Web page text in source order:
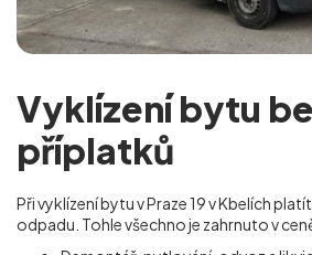
Vyklízení bytu
příplatků
Při vyklízení bytu v Praze 19 v Kbelích
odpadu. Tohle všechno je zahrnuto v